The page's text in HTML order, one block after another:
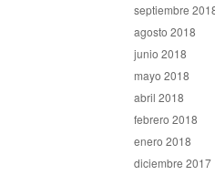
septiembre
agosto 2018
junio 2018
mayo 2018
abril 2018
febrero 2018
enero 2018
diciembre 2017